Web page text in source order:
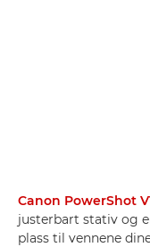
Canon PowerShot
justerbart stativ og
plass til vennene